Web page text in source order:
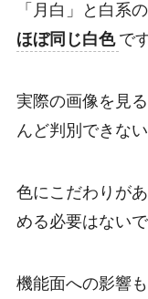
「月白」と白系
ほぼ同じ白色 で
実際の画像を見
んど判別できない
色にこだわりが
める必要はないで
機能面への影響